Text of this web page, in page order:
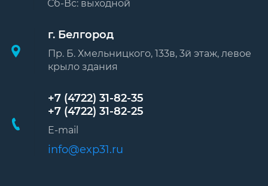
Сб-Вс: выходной
г. Белгород
Пр. Б. Хмельницкого, 133в, 3й этаж, левое
крыло здания
+7 (4722) 31-82-35
+7 (4722) 31-82-25
E-mail
info@exp31.ru